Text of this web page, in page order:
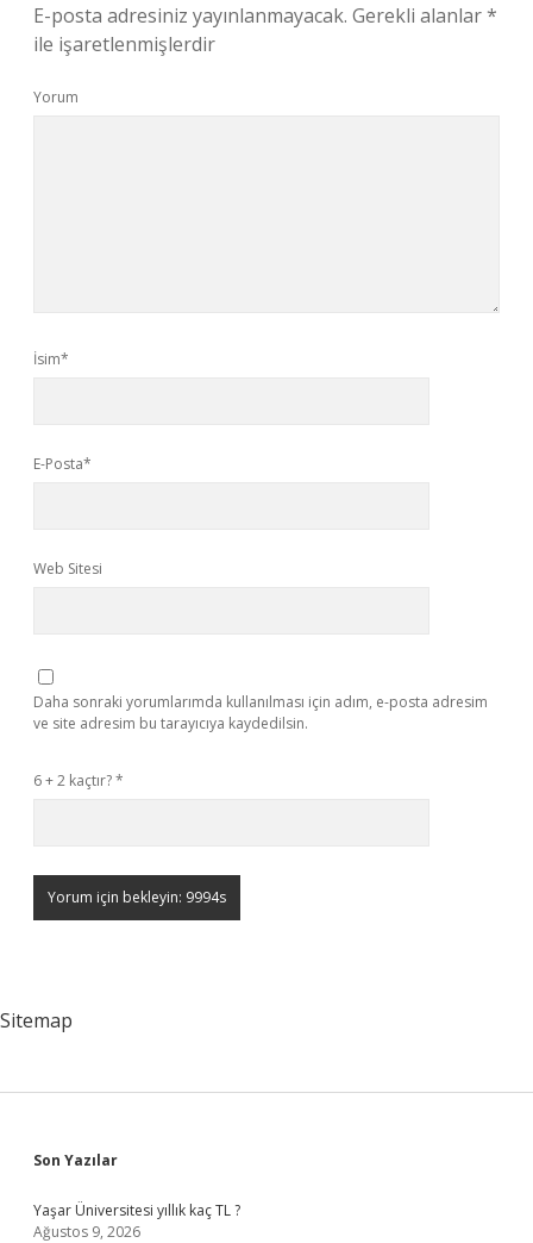
E-posta adresiniz yayınlanmayacak. Gerekli alanlar*
ile işaretlenmişlerdir
Yorum
İsim*
E-Posta*
Web Sitesi
Daha sonraki yorumlarımda kullanılması için adım, e-posta adresim
ve site adresim bu tarayıcıya kaydedilsin.
6 + 2 kaçtır?*
Sitemap
Sidebar
Son Yazılar
Yaşar Üniversitesi yıllık kaç TL ?
Ağustos 9, 2026